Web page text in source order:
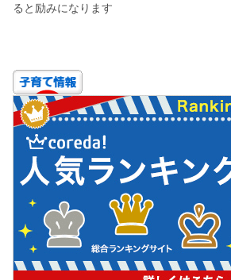
ると励みになります